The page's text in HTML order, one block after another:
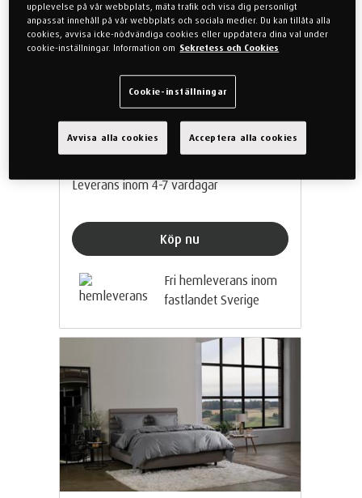
Finns i 2 storlekar; 150 cm x 210 cm,
225 cm x 220 cm
Går att få i två neutrala färger,
antracit och beige
Från999 kr
Leverans inom 4-7 vardagar
Köp nu
Fri hemleverans inom
fastlandet Sverige
upplevelse på vår webbplats, mäta trafik och visa dig personligt
anpassat innehåll på vår webbplats och sociala medier. Du kan tillåta alla
cookies, avvisa icke-nödvändiga cookies eller uppdatera dina val under
cookie-inställningar. Information om Sekretess och Cookies
Cookie-inställningar
Avvisa alla cookies Acceptera alla cookies